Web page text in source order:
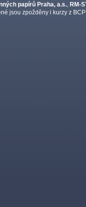
papírů Praha, a.s., RM-
jsou zpožděny i kurzy z